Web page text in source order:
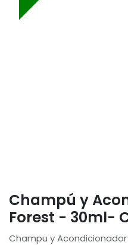
Champú y
Forest - 30ml-
Champu y Acondicionador